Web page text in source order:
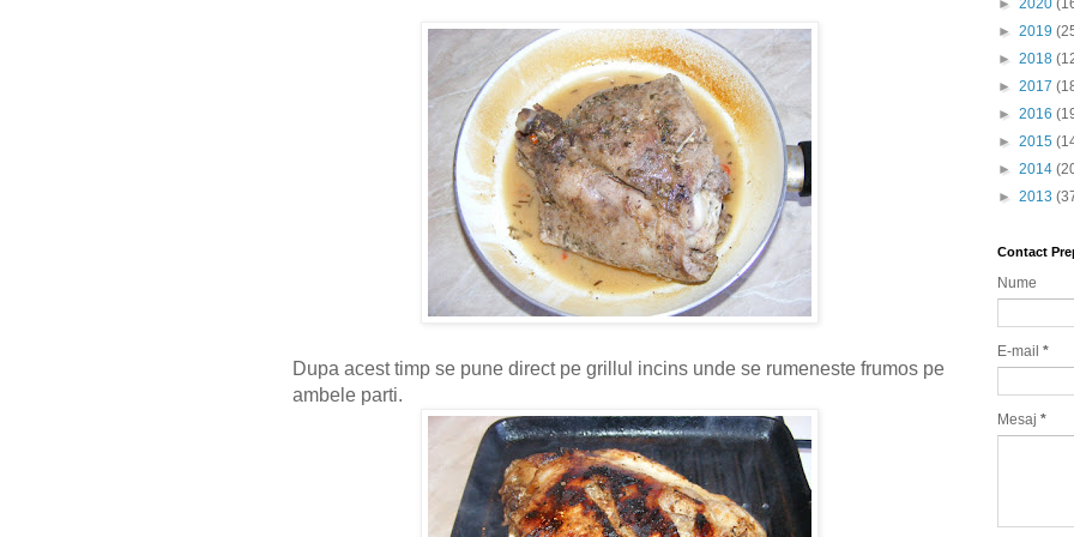
Dupa acest timp se pune direct pe grillul incins unde se rumeneste frumos pe
ambele parti.
► 2020
► 2019
► 2018
► 2017
► 2016
► 2015
► 2014
► 2013
Contact
Nume
E-mail *
Mesaj *